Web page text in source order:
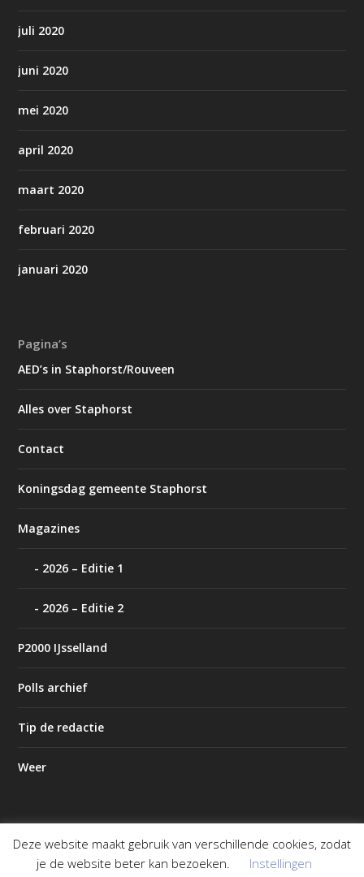
juli 2020
juni 2020
mei 2020
april 2020
maart 2020
februari 2020
januari 2020
Pagina’s
AED’s in Staphorst/Rouveen
Alles over Staphorst
Contact
Koningsdag gemeente Staphorst
Magazines
2026 – Editie 1
2026 – Editie 2
P2000 IJsselland
Polls archief
Tip de redactie
Weer
Ontworpen doorElegant Themes | Mogelijk gemaakt door
Deze website maakt gebruik van verschillende cookies, zodat
je de website beter kan bezoeken.
Instellingen